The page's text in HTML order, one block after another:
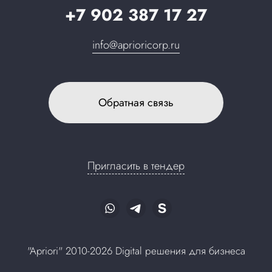
+7 902 387 17 27
info@aprioricorp.ru
Обратная связь
Пригласить в тендер
"Apriori" 2010-2026 Digital решения для бизнеса